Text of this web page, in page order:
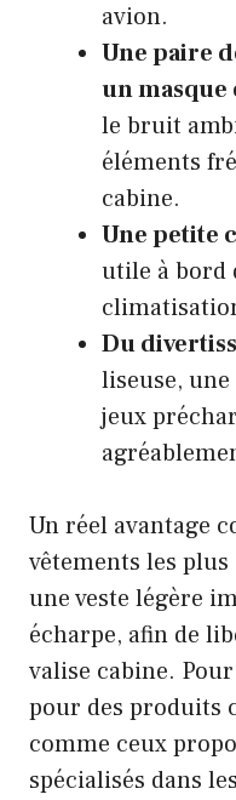
avion.
Une paire
un
le bruit
éléments
cabine.
Une petite
utile à bord
Du
liseuse,
jeux
Un réel avantage
vêtements les
une veste légère
écharpe, afin de
valise cabine.
pour des produits
comme ceux
spécialisés dans